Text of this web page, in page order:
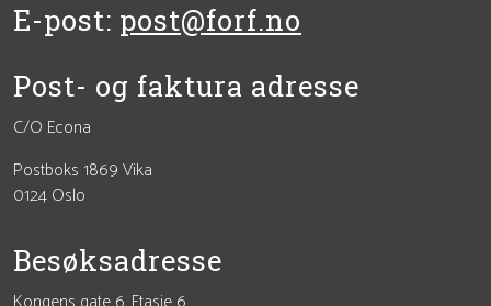
E-post: post@forf.no
Post- og faktura adresse
C/O Econa
Postboks 1869 Vika
0124 Oslo
Besøksadresse